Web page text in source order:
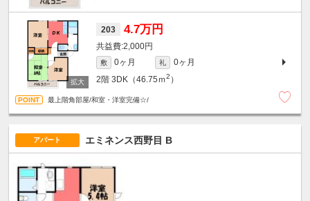
203 4.7万円
2,000円
敷 0ヶ月 礼
0ヶ月
2階 3DK（46.75ｍ2 ）
最上階角部屋/和室・洋室完備☆/
アパート エミネンス西野目 B